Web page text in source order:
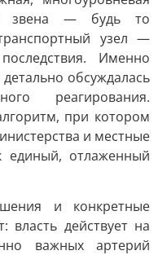
звена — будь то
узел —
Именно
обсуждалась
реагирования.
при котором
и местные
единый, отлаженный
и конкретные
власть действует на
важных артерий